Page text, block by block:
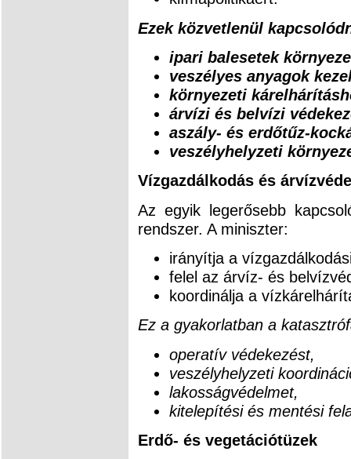
Ezek közvetlenül
ipari balesetek
veszélyes anyagok
környezeti
árvízi és belvízi
aszály- és erdőtűz-
veszélyhelyzeti
Vízgazdálkodás és
Az egyik legerősebb
rendszer. A miniszter:
irányítja a
felel az árvíz- és
koordinálja a
Ez a gyakorlatban a
operatív védekezést,
veszélyhelyzeti
lakosságvédelmet,
kitelepítési és mentési
Erdő- és vegetációtüzek